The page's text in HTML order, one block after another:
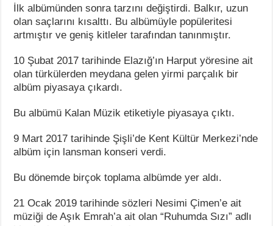
İlk albümünden sonra tarzını değiştirdi. Balkır, uzun
olan saçlarını kısalttı. Bu albümüyle popüleritesi
artmıştır ve geniş kitleler tarafından tanınmıştır.
10 Şubat 2017 tarihinde Elazığ’ın Harput yöresine ait
olan türkülerden meydana gelen yirmi parçalık bir
albüm piyasaya çıkardı.
Bu albümü Kalan Müzik etiketiyle piyasaya çıktı.
9 Mart 2017 tarihinde Şişli’de Kent Kültür Merkezi’nde
albüm için lansman konseri verdi.
Bu dönemde birçok toplama albümde yer aldı.
21 Ocak 2019 tarihinde sözleri Nesimi Çimen’e ait
müziği de Aşık Emrah’a ait olan “Ruhumda Sızı” adlı